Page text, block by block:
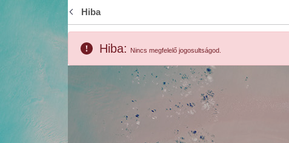
Hiba
Hiba: Nincs megfelelő jogosultságod.